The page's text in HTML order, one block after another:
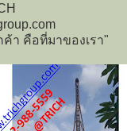
า คือที่มาของเรา"